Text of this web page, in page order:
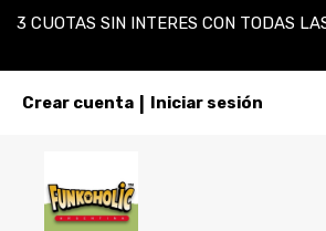
3 CUOTAS SIN INTERES CON TODAS
Crear cuenta Iniciar sesión